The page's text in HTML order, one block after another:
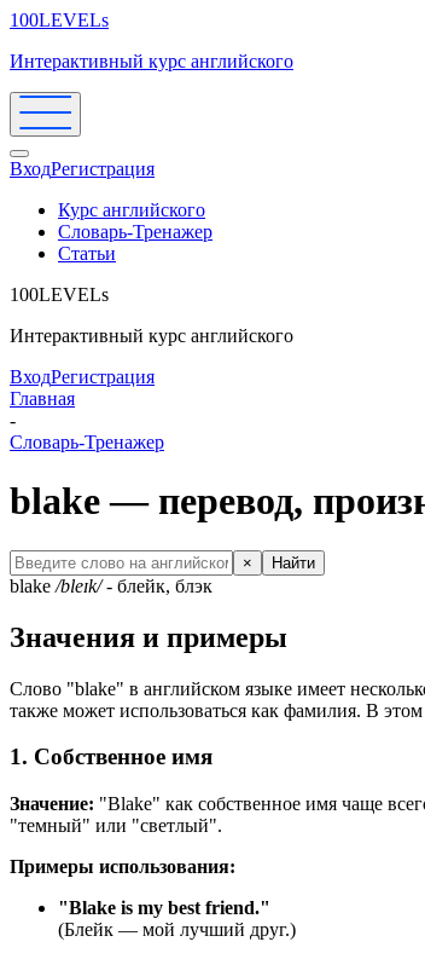
100LEVELs
Интерактивный курс английского
ВходРегистрация
Курс английского
Словарь-Тренажер
Статьи
100LEVELs
Интерактивный курс английского
ВходРегистрация
Главная
-
Словарь-Тренажер
blake — перевод,
× Найти
blake /bleɪk/- блейк, блэк
Значения и примеры
Слово "blake" в английском языке имеет
также может использоваться как фамилия. В
1. Собственное имя
Значение: "Blake" как собственное имя чаще
"темный" или "светлый".
Примеры использования:
"Blake is my best friend."
(Блейк — мой лучший друг.)